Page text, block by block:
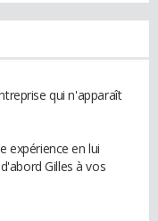
qui n'apparaît
expérience en lui
Gilles à vos